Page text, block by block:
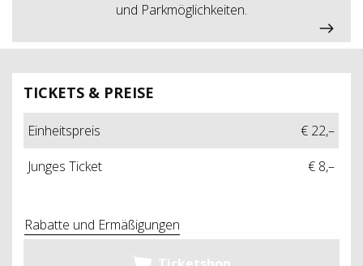
TICKETS & PREISE
Einheitspreis
€ 22,–
Junges Ticket
€ 8,–
Rabatte und Ermäßigungen
und Parkmöglichkeiten.